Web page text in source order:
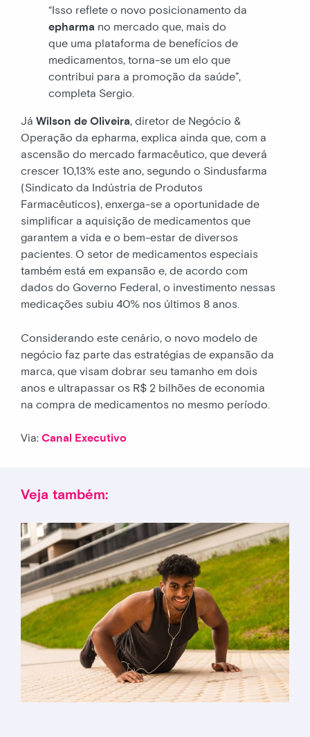
“Isso reflete o novo posicionamento da
epharma no mercado que, mais do
que uma plataforma de benefícios de
medicamentos, torna-se um elo que
contribui para a promoção da saúde”,
completa Sergio.
Já Wilson de Oliveira, diretor de Negócio &
Operação da epharma, explica ainda que, com a
ascensão do mercado farmacêutico, que deverá
crescer 10,13% este ano, segundo o Sindusfarma
(Sindicato da Indústria de Produtos
Farmacêuticos), enxerga-se a oportunidade de
simplificar a aquisição de medicamentos que
garantem a vida e o bem-estar de diversos
pacientes. O setor de medicamentos especiais
também está em expansão e, de acordo com
dados do Governo Federal, o investimento nessas
medicações subiu 40% nos últimos 8 anos.
Considerando este cenário, o novo modelo de
negócio faz parte das estratégias de expansão da
marca, que visam dobrar seu tamanho em dois
anos e ultrapassar os R$ 2 bilhões de economia
na compra de medicamentos no mesmo período.
Via: Canal Executivo
Veja também: